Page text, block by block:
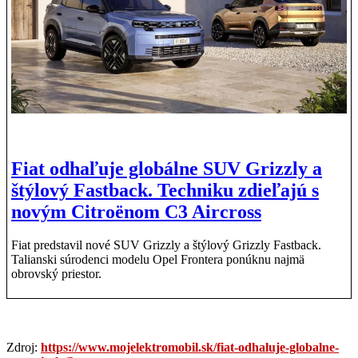
Fiat odhaľuje globálne SUV Grizzly a
štýlový Fastback. Techniku zdieľajú s
novým Citroënom C3 Aircross
Fiat predstavil nové SUV Grizzly a štýlový Grizzly Fastback.
Talianski súrodenci modelu Opel Frontera ponúknu najmä
obrovský priestor.
Zdroj: https://www.mojelektromobil.sk/fiat-odhaluje-globalne-